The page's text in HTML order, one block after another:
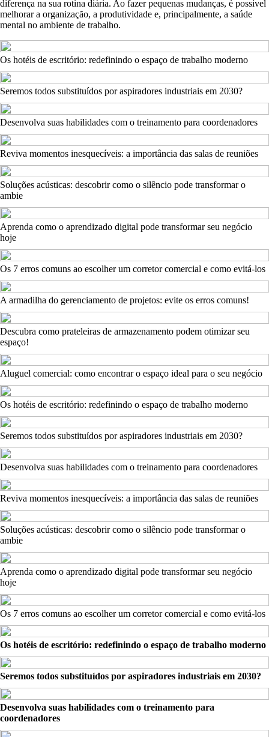
diferença na sua rotina diária. Ao fazer pequenas mudanças, é possível
melhorar a organização, a produtividade e, principalmente, a saúde
mental no ambiente de trabalho.
Os hotéis de escritório: redefinindo o espaço de trabalho moderno
Seremos todos substituídos por aspiradores industriais em 2030?
Desenvolva suas habilidades com o treinamento para coordenadores
Reviva momentos inesquecíveis: a importância das salas de reuniões
Soluções acústicas: descobrir como o silêncio pode transformar o
ambie
Aprenda como o aprendizado digital pode transformar seu negócio
hoje
Os 7 erros comuns ao escolher um corretor comercial e como evitá-los
A armadilha do gerenciamento de projetos: evite os erros comuns!
Descubra como prateleiras de armazenamento podem otimizar seu
espaço!
Aluguel comercial: como encontrar o espaço ideal para o seu negócio
Os hotéis de escritório: redefinindo o espaço de trabalho moderno
Seremos todos substituídos por aspiradores industriais em 2030?
Desenvolva suas habilidades com o treinamento para coordenadores
Reviva momentos inesquecíveis: a importância das salas de reuniões
Soluções acústicas: descobrir como o silêncio pode transformar o
ambie
Aprenda como o aprendizado digital pode transformar seu negócio
hoje
Os 7 erros comuns ao escolher um corretor comercial e como evitá-los
Os hotéis de escritório: redefinindo o espaço de trabalho moderno
Seremos todos substituídos por aspiradores industriais em 2030?
Desenvolva suas habilidades com o treinamento para
coordenadores